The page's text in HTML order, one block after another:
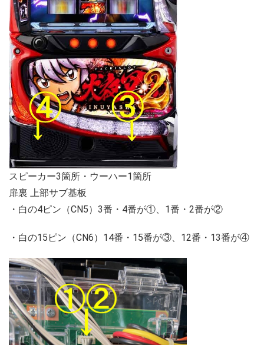
スピーカー3箇所・ウーハー1箇所
扉裏 上部サブ基板
・白の4ピン（CN5）3番・4番が①、1番・2番が②
・白の15ピン（CN6）14番・15番が③、12番・13番が④